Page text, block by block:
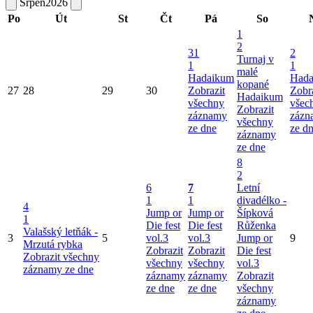
Po
Út St Čt Pá So
27 28 29 30
31
1
Hadaikum
Zobrazit
všechny
záznamy
ze dne
1
2
Turnaj v
malé
kopané
Hadaikum
Zobrazit
všechny
záznamy
ze dne
2
1
ze
3
4
1
Valašský letňák -
Mrzutá rybka
Zobrazit všechny
záznamy ze dne
5
6
1
Jump or
Die fest
vol.3
Zobrazit
všechny
záznamy
ze dne
7
1
Jump or
Die fest
vol.3
Zobrazit
všechny
záznamy
ze dne
8
2
Letní
divadélko -
Šípková
Růženka
Jump or
Die fest
vol.3
Zobrazit
všechny
záznamy
9